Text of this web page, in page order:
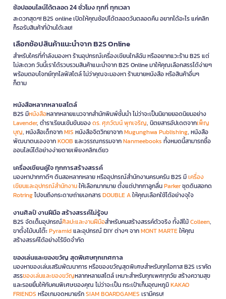
ช้อปออนไลน์ได้ตลอด 24 ชั่วโมง ทุกที่ ทุกเวลา
สะดวกสุดๆ! B2S online เปิดให้คุณช้อปได้ตลอดวันตลอดคืน อยากได้อะไร แค่คลิก
ก็รอรับสินค้าที่บ้านได้เลย!
เลือกช้อปสินค้าแนะนำจาก B2S Online
สำหรับใครที่กำลังมองหา ร้านอุปกรณ์เครื่องเขียนใกล้ฉัน หรืออยากแวะร้าน B2S แต่
ไม่สะดวก วันนี้เราได้รวบรวมสินค้าแนะนำจาก B2S Online มาให้คุณเลือกสรรได้ง่ายๆ
พร้อมตอบโจทย์ทุกไลฟ์สไตล์ ไม่ว่าคุณจะมองหา ร้านขายหนังสือ หรือสินค้าอื่นๆ
ก็ตาม
หนังสือหลากหลายสไตล์
B2S มีหนังสือหลากหลายแนวจากสำนักพิมพ์ชั้นนำ ไม่ว่าจะเป็นนิยายยอดนิยมอย่าง
Lavender, ตำราเรียนเข้มข้นของดร. ศุภวัฒน์ พุกเจริญ, นิตยสารอัปเดตจากเพ็ญ
บุญ, หนังสือเด็กจากMIS หนังสือจิตวิทยาจากMugunghwa Publishing, หนังสือ
พัฒนาตนเองจากKOOB และวรรณกรรมจากNanmeebooks ทั้งหมดนี้สามารถซื้อ
ออนไลน์ได้อย่างง่ายดายเพียงคลิกเดียว
เครื่องเขียนคู่ใจ ทุกการสร้างสรรค์
มองหาปากกาดีๆ ดินสอหลากหลาย หรืออุปกรณ์สำนักงานครบครัน B2S มีเครื่อง
เขียนและอุปกรณ์สำนักงานให้เลือกมากมาย ตั้งแต่ปากกาลูกลื่นParkerชุดดินสอกด
Rotringไปจนถึงกระดาษถ่ายเอกสารDOUBLE Aให้คุณเลือกใช้ได้อย่างจุใจ
งานศิลป์ งานฝีมือ สร้างสรรค์ไม่รู้จบ
B2S จัดเต็มอุปกรณ์ศิลปะและงานฝีมือสำหรับคนสร้างสรรค์ตัวจริง ทั้งสีไม้Colleen,
ขาตั้งไม้บนโต๊ะPyramidและอุปกรณ์ DIY ต่างๆ จากMONT MARTEให้คุณ
สร้างสรรค์ได้อย่างไร้ขีดจำกัด
ของเล่นและของขวัญ สุดพิเศษทุกเทศกาล
มองหาของเล่นเสริมพัฒนาการ หรือของขวัญสุดพิเศษสำหรับทุกโอกาส B2S เราคัด
สรรของเล่นและของขวัญหลากหลายสไตล์ เหมาะสำหรับทุกเพศทุกวัย สร้างความสุข
และรอยยิ้มให้กับคนพิเศษของคุณ ไม่ว่าจะเป็น กระเป๋าเก็บอุณหภูมิKAKAO
FRIENDS หรือเกมจดหมายรักSIAM BOARDGAMES เรามีครบ!